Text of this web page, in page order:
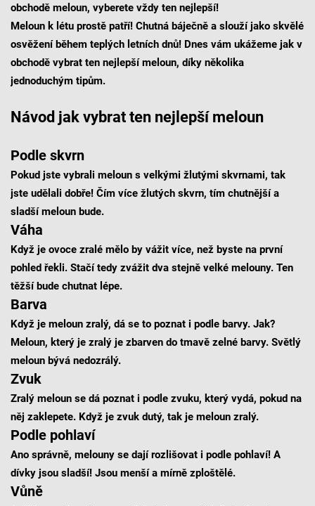
obchodě meloun, vyberete vždy ten nejlepší!
Meloun k létu prostě patří! Chutná báječně a slouží jako skvělé
osvěžení během teplých letních dnů! Dnes vám ukážeme jak v
obchodě vybrat ten nejlepší meloun, díky několika
jednoduchým tipům.
Návod jak vybrat ten nejlepší meloun
Podle skvrn
Pokud jste vybrali meloun s velkými žlutými skvrnami, tak
jste udělali dobře! Čím více žlutých skvrn, tím chutnější a
sladší meloun bude.
Váha
Když je ovoce zralé mělo by vážit více, než byste na první
pohled řekli. Stačí tedy zvážit dva stejně velké melouny. Ten
těžší bude chutnat lépe.
Barva
Když je meloun zralý, dá se to poznat i podle barvy. Jak?
Meloun, který je zralý je zbarven do tmavě zelné barvy. Světlý
meloun bývá nedozrálý.
Zvuk
Zralý meloun se dá poznat i podle zvuku, který vydá, pokud na
něj zaklepete. Když je zvuk dutý, tak je meloun zralý.
Podle pohlaví
Ano správně, melouny se dají rozlišovat i podle pohlaví! A
dívky jsou sladší! Jsou menší a mírně zploštělé.
Vůně